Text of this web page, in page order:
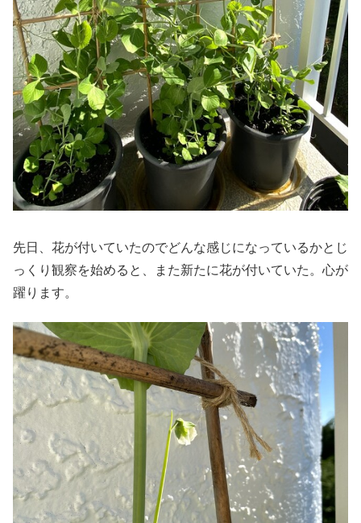
先日、花が付いていたのでどんな感じになっているかとじ
っくり観察を始めると、また新たに花が付いていた。心が
躍ります。